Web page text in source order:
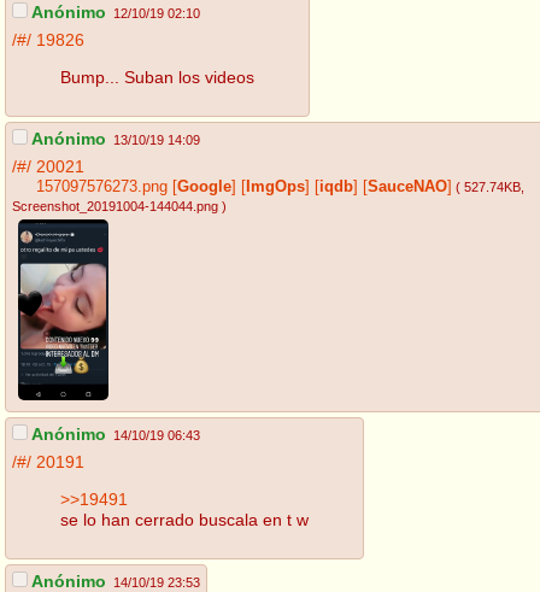
Anónimo 12/10/19 02:10
/#/ 19826
Bump... Suban los videos
Anónimo 13/10/19 14:09
/#/ 20021
157097576273.png Google ImgOps iqdb SauceNAO ( 527.74KB,
Screenshot_20191004-144044.png )
Anónimo 14/10/19 06:43
/#/ 20191
>>19491
se lo han cerrado buscala en t w
Anónimo 14/10/19 23:53